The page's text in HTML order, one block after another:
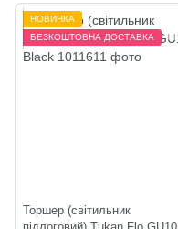
НОВИНКА
БЕЗКОШТОВНА ДОСТАВКА
Торшер (світильник